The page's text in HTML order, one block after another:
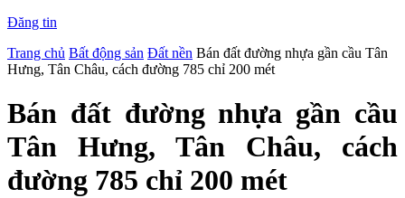
Đăng tin
Trang chủ Bất động sản Đất nền Bán đất đường nhựa gần cầu Tân
Hưng, Tân Châu, cách đường 785 chỉ 200 mét
Bán đất đường nhựa gần cầu
Tân Hưng, Tân Châu, cách
đường 785 chỉ 200 mét